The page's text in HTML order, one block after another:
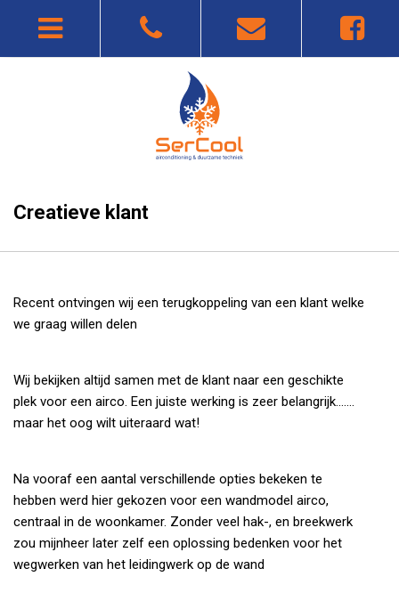
Creatieve klant
Recent ontvingen wij een terugkoppeling van een klant welke
we graag willen delen
Wij bekijken altijd samen met de klant naar een geschikte
plek voor een airco. Een juiste werking is zeer belangrijk…….
maar het oog wilt uiteraard wat!
Na vooraf een aantal verschillende opties bekeken te
hebben werd hier gekozen voor een wandmodel airco,
centraal in de woonkamer. Zonder veel hak-, en breekwerk
zou mijnheer later zelf een oplossing bedenken voor het
wegwerken van het leidingwerk op de wand